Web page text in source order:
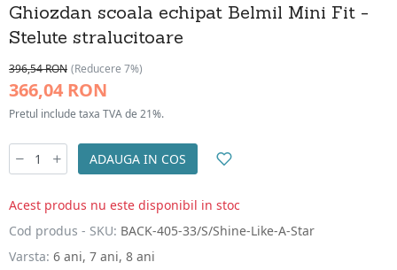
Ghiozdan scoala echipat Belmil Mini Fit -
Stelute stralucitoare
396,54 RON (Reducere 7%)
366,04 RON
Pretul include taxa TVA de 21%.
ADAUGA IN COS
Acest produs nu este disponibil in stoc
Cod produs - SKU: BACK-405-33/S/Shine-Like-A-Star
Varsta: 6 ani, 7 ani, 8 ani